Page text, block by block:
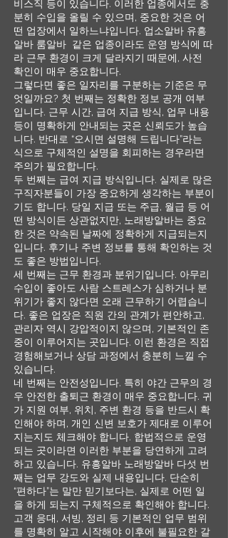
비스직 등이 있습니다. 이러한 업종에서도 충
분히 수입을 올릴 수 있으며, 중요한 것은 어
떤 업장에서 일하느냐입니다. 업소알바 유흥
알바 룸알바 같은 업종이라도 운영 방식에 따
라 근무 환경이 크게 달라지기 때문에, 사전
확인이 매우 중요합니다.
그렇다면 좋은 일자리를 구분하는 기준은 무
엇일까요? 첫 번째는 정확한 정보 공개 여부
입니다. 근무 시간, 급여 지급 방식, 업무 내용
등이 명확하게 안내되는 곳은 신뢰도가 높습
니다. 반대로 “오시면 설명해 드립니다”라는
식으로 구체적인 설명을 회피하는 경우라면
주의가 필요합니다.
두 번째는 급여 지급 방식입니다. 실제로 많은
구직자분들이 가장 중요하게 생각하는 부분이
기도 합니다. 당일 지급 또는 주급, 월급 등 어
떤 방식이든 상관없지만, 노래방알바는 중요
한 것은 약속된 날짜에 정확하게 지급되는지
입니다. 후기나 주변 정보를 통해 확인하는 것
도 좋은 방법입니다.
세 번째는 근무 환경과 분위기입니다. 아무리
수입이 좋아도 사람 스트레스가 심하거나 분
위기가 좋지 않다면 오래 근무하기 어렵습니
다. 좋은 업장은 직원 간의 관계가 편안하고,
관리자 역시 강압적이지 않으며, 기본적인 존
중이 이루어지는 곳입니다. 이런 환경은 직접
경험해보거나 상담 과정에서 충분히 느낄 수
있습니다.
네 번째는 안전성입니다. 특히 야간 근무의 경
우 안전한 출퇴근 환경이 매우 중요합니다. 귀
가 지원 여부, 위치, 주변 환경 등을 반드시 확
인해야 하며, 개인 신변 보호가 제대로 이루어
지는지도 체크해야 합니다. 합법적으로 운영
되는 곳이라면 이러한 부분을 당연하게 고려
하고 있습니다. 유흥알바 노래방알바 다섯 번
째는 업무 강도와 실제 내용입니다. 단순히
“편하다”는 말만 믿기보다는, 실제로 어떤 일
을 하게 되는지 구체적으로 확인해야 합니다.
고객 응대, 서빙, 정리 등 기본적인 업무 범위
를 명확히 알고 시작해야 이후에 불필요한 갈